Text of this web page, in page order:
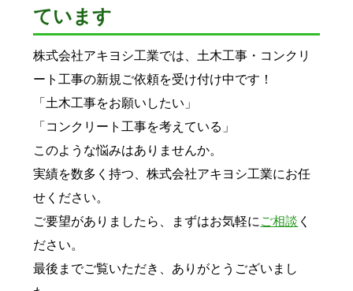
ています
株式会社アキヨシ工業では、土木工事・コンクリ
ート工事の新規ご依頼を受け付け中です！
「土木工事をお願いしたい」
「コンクリート工事を考えている」
このような悩みはありませんか。
実績を数多く持つ、株式会社アキヨシ工業にお任
せください。
ご要望がありましたら、まずはお気軽にご相談 く
ださい。
最後までご覧いただき、ありがとうございまし